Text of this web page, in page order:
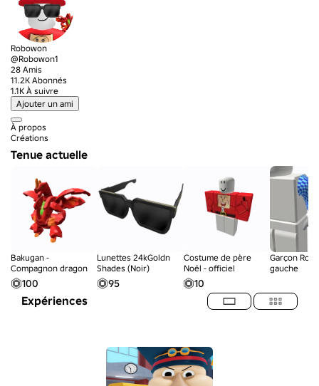
Robowon
@Robowon1
28 Amis
11.2K Abonnés
1.1K À suivre
Ajouter un ami
À propos
Créations
Tenue actuelle
Bakugan -
Compagnon dragon
100
Lunettes 24kGoldn
Shades (Noir)
95
Costume de père
Noël - officiel
10
Garçon
gauche
Expériences